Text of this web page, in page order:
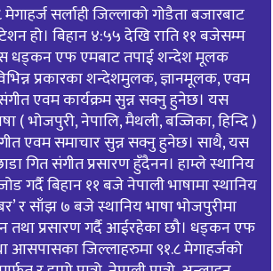
सर्लाही जिल्लाको गोडैता बजारबाट
हो। बिहान ४:५५ देखि राति ११ बजेसम्म
धड्कन एफ एमबाट तपाई शन्देश मूलक
प्रकारका शन्देशमुलक, ज्ञानमूलक, एवम
एवम कार्यक्रम सुन्न सक्नु हुनेछ। यस
( भोजपुरी, नेपालि, मैथली, बज्जिका, हिन्दि )
एवम समाचार सुन्न सक्नु हुनेछ। साथै, यस
गित संगीत प्रसारण हुँदैनन। हाम्ले स्थानिय
गर्दै बिहान ११ बजे नेपाली भाषामा स्थानिय
र साँझ ७ बजे स्थानिय भाषा भोजपुरीमा
तथा प्रसारण गर्दै आईरहेका छौ। धड्कन एफ
आसपासका जिल्लाहरुमा ९१.८ मेगाहर्जको